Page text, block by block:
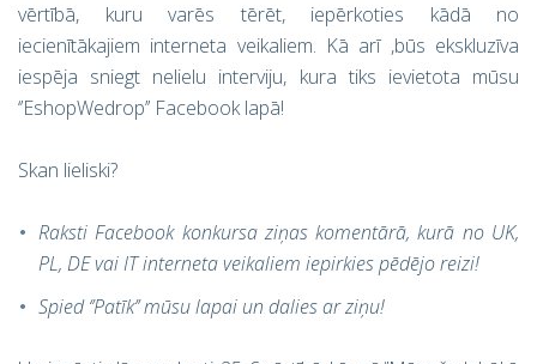
vērtībā, kuru varēs tērēt, iepērkoties kādā no
iecienītākajiem interneta veikaliem. Kā arī ,būs ekskluzīva
iespēja sniegt nelielu interviju, kura tiks ievietota mūsu
‘’EshopWedrop’’ Facebook lapā!
Skan lieliski?
Raksti Facebook konkursa ziņas komentārā, kurā no UK,
PL, DE vai IT interneta veikaliem iepirkies pēdējo reizi!
Spied ‘’Patīk’’ mūsu lapai un dalies ar ziņu!